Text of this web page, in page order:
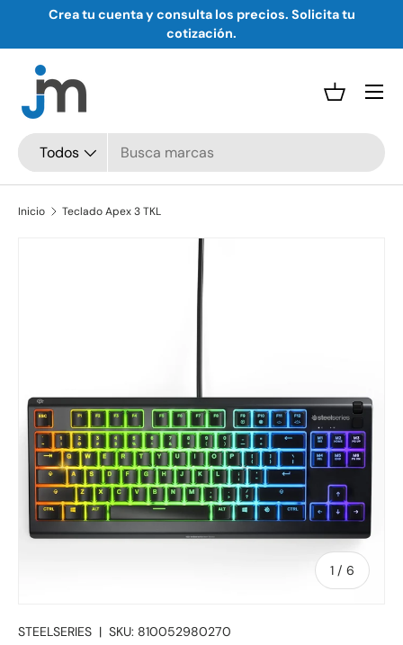
Crea tu cuenta y consulta los precios. Solicita tu
cotización.
Buscar
Tipo de producto
Todos
Cesta
Menú
Inicio Teclado Apex 3 TKL
1 / de
6
STEELSERIES | SKU: 810052980270